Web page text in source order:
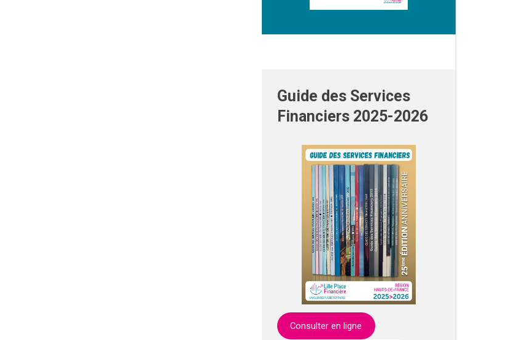
Guide des Services
Financiers 2025-2026
Consulter en ligne